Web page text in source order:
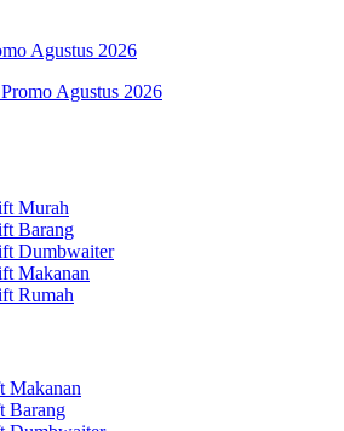
Agustus 2026
Agustus 2026
Murah
Barang
Dumbwaiter
Makanan
Rumah
Makanan
Barang